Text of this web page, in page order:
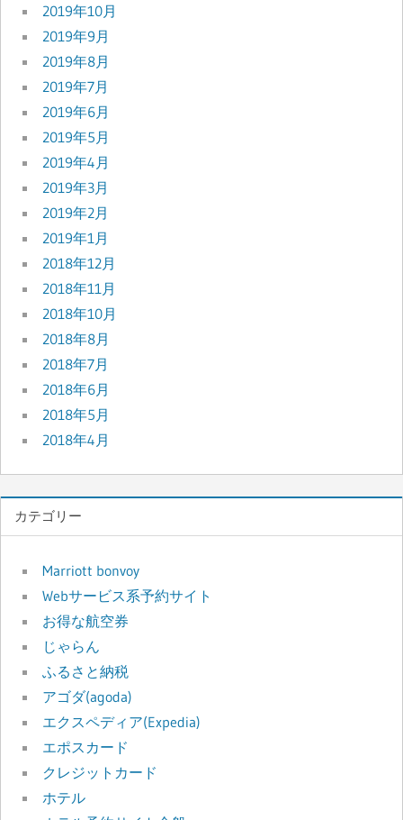
2019年10月
2019年9月
2019年8月
2019年7月
2019年6月
2019年5月
2019年4月
2019年3月
2019年2月
2019年1月
2018年12月
2018年11月
2018年10月
2018年8月
2018年7月
2018年6月
2018年5月
2018年4月
カテゴリー
Marriott bonvoy
Webサービス系予約サイト
お得な航空券
じゃらん
ふるさと納税
アゴダ(agoda)
エクスペディア(Expedia)
エポスカード
クレジットカード
ホテル